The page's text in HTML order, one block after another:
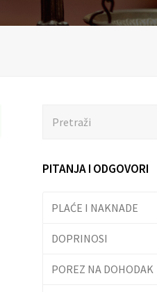
PITANJA I ODGOVORI
PLAĆE I NAKNADE
DOPRINOSI
POREZ NA DOHODAK